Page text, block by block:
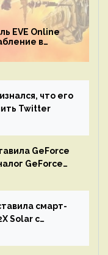
EVE Online
в
что его
Twitter
GeForce
GeForce
смарт-
Solar с